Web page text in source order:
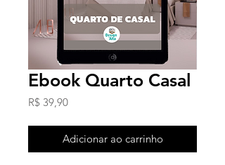
Ebook Quarto Casal
R$ 39,90Preço
Adicionar ao carrinho